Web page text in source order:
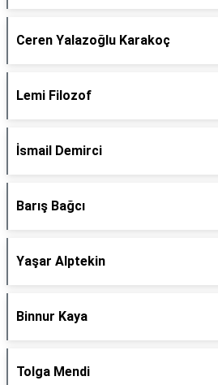
Ceren Yalazoğlu Karakoç
Lemi Filozof
İsmail Demirci
Barış Bağcı
Yaşar Alptekin
Binnur Kaya
Tolga Mendi